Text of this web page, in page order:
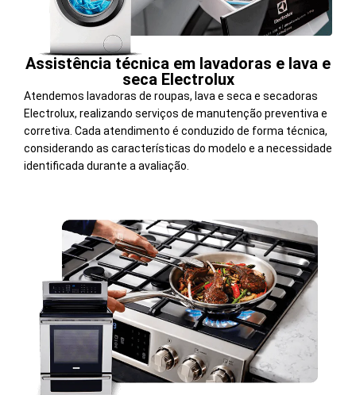
Assistência técnica em lavadoras e lava e
seca Electrolux
Atendemos lavadoras de roupas, lava e seca e secadoras
Electrolux, realizando serviços de manutenção preventiva e
corretiva. Cada atendimento é conduzido de forma técnica,
considerando as características do modelo e a necessidade
identificada durante a avaliação.